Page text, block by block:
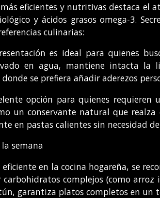
eficientes y nutritivas destaca
y ácidos grasos omega-3.
culinarias:
es ideal para quienes
en agua, mantiene intacta la
se prefiera añadir aderezos
opción para quienes
un conservante natural que
en pastas calientes sin necesidad
semana
en la cocina hogareña, se
complejos (como
garantiza platos completos en un